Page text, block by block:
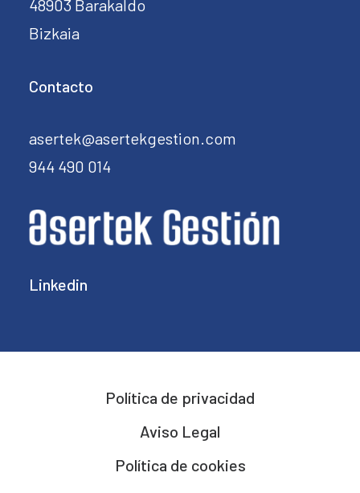
Linkedin
48903 Barakaldo
Bizkaia
Contacto
asertek@asertekgestion.com
944 490 014
Política de privacidad
Aviso Legal
Política de cookies